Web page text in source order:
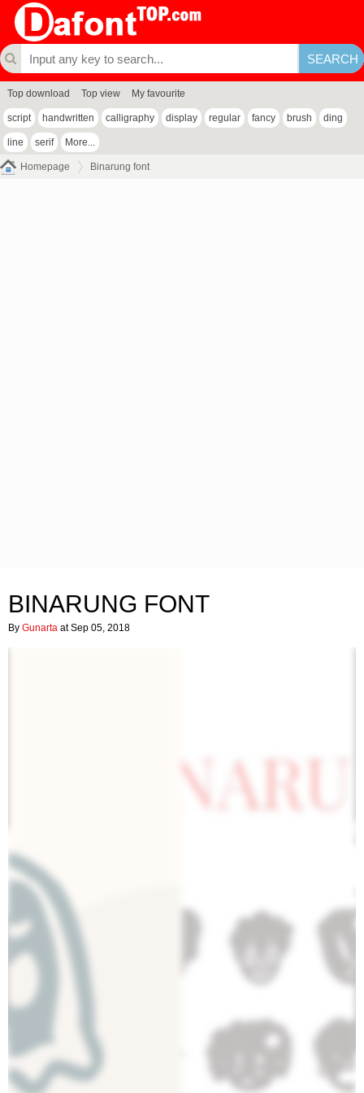
Top download Top view My favourite
script handwritten calligraphy display regular fancy brush ding
line serif More...
Homepage Binarung font
BINARUNG FONT
By Gunarta at Sep 05, 2018